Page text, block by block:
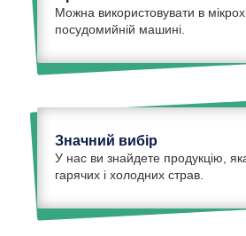
Можна використовувати в
посудомийній машині.
Значний вибір
У нас ви знайдете продукцію,
гарячих і холодних страв.